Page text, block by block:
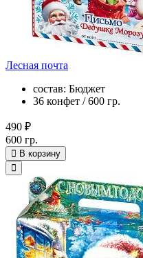
Лесная почта
состав: Бюджет
36 конфет / 600 гр.
490 ₽
600 гр.
В корзину